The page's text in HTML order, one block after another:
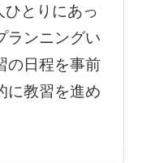
ひとりにあっ
ランニングい
の日程を事前
に教習を進め